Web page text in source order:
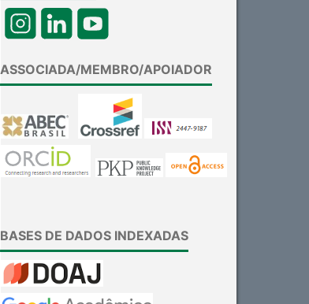
ASSOCIADA/MEMBRO/APOIADOR
BASES DE DADOS INDEXADAS